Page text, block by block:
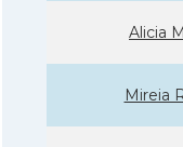
Alicia
Mireia